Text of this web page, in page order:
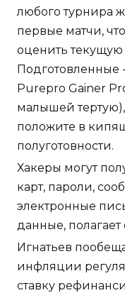
любого турнира
первые матчи,
оценить текущую
Подготовленные
Purepro Gainer
малышей тертую),
положите в
полуготовности.
Хакеры могут
карт, пароли,
электронные
данные, полагает
Игнатьев
инфляции
ставку